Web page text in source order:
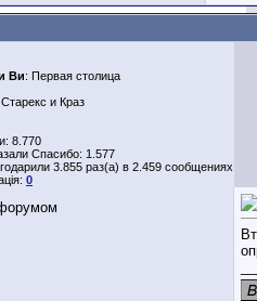
Ви: Первая столица
Старекс и Краз
8.770
Спасибо: 1.577
3.855 раз(а) в 2.459 сообщениях
0